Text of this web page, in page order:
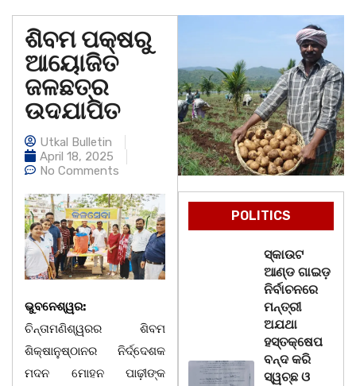
ଶିବମ ପକ୍ଷରୁ
ଆୟୋଜିତ
ଜଳଛତ୍ର
ଉଦଯାପିତ
Utkal Bulletin
April 18, 2025
No Comments
ଭୁବନେଶ୍ୱର:
ଚିନ୍ତାମଣିଶ୍ୱରର ଶିବମ
ଶିକ୍ଷାନୁଷ୍ଠାନର ନିର୍ଦ୍ଦେଶକ
ମଦନ ମୋହନ ପାଢ଼ୀଙ୍କ
POLITICS
ସ୍କାଉଟ
ଆଣ୍ଡ ଗାଇଡ଼
ନିର୍ବାଚନରେ
ମନ୍ତ୍ରୀ
ଅଯଥା
ହସ୍ତକ୍ଷେପ
ବନ୍ଦ କରି
ସ୍ୱଚ୍ଛ ଓ